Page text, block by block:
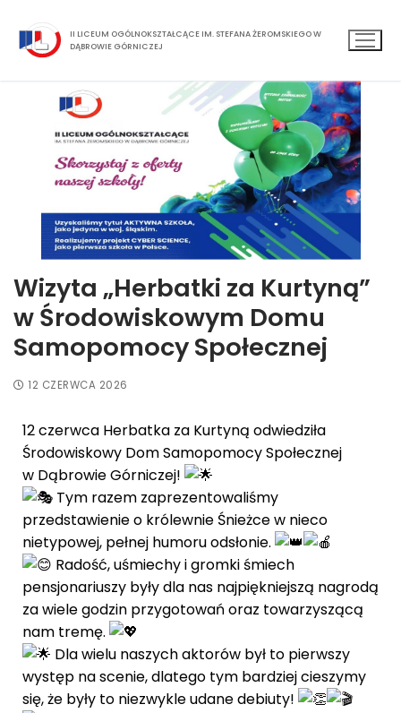
II LICEUM OGÓLNOKSZTAŁCĄCE IM. STEFANA ŻEROMSKIEGO W
DĄBROWIE GÓRNICZEJ
Wizyta „Herbatki za Kurtyną”
w Środowiskowym Domu
Samopomocy Społecznej
12 CZERWCA 2026
12 czerwca Herbatka za Kurtyną odwiedziła
Środowiskowy Dom Samopomocy Społecznej
w Dąbrowie Górniczej!
Tym razem zaprezentowaliśmy
przedstawienie o królewnie Śnieżce w nieco
nietypowej, pełnej humoru odsłonie.
Radość, uśmiechy i gromki śmiech
pensjonariuszy były dla nas najpiękniejszą nagrodą
za wiele godzin przygotowań oraz towarzyszącą
nam tremę.
Dla wielu naszych aktorów był to pierwszy
występ na scenie, dlatego tym bardziej cieszymy
się, że były to niezwykle udane debiuty!